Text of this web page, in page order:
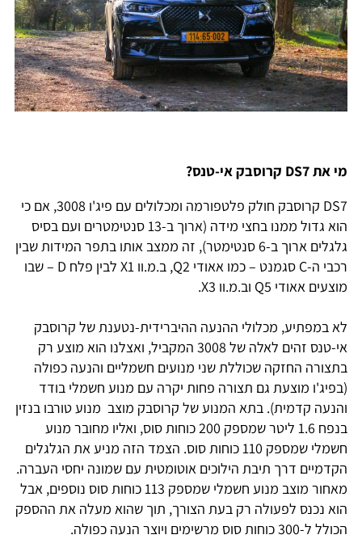
מי את DS7 קרוסבק אי-טנס?
DS7 קרוסבק חולק פלטפורמה ומכלולים עם פיג'ו 3008, אם כי
הוא גדול ממנו בחצי מידה (ארוך ב-13 סנטימטרים ועם בסיס
גלגלים ארוך ב-6 סנטימטר), זה ממצב אותו בתפר המידות שבין
רכבי ה-C סגמנט – כמו אאודי Q2, ב.מ.וו X1 לבין פלח D – שבו
מוצעים אאודי Q5 וב.מ.וו X3.
לא במפתיע, מכלולי ההנעה ההיברידית-נטענת של קרוסבק
אי-טנס זהים לאלה של 3008 המקביל, ואצלנו הוא מוצע רק
בתצורה החזקה שכוללת שני מנועים חשמליים והנעה כפולה
(בפיג'ו מוצעת גם תצורה פחות יקרה עם מנוע חשמלי בודד
והנעה קדמית). בתא המנוע של קרוסבק מוצב מנוע טורבו בנזין
בנפח 1.6 ליטר שמספק 200 כוחות סוס, ואליו מחובר מנוע
חשמלי שמספק 110 כוחות סוס. הצמד הזה מניע את הגלגלים
הקדמיים דרך תיבת הילוכים אוטומטית עם שמונה יחסי העברה.
מאחור מוצב מנוע חשמלי שמספק 113 כוחות סוס נוספים, אבל
הוא נכנס לפעולה רק בעת הצורך, תוך שהוא מעלה את ההספק
הכולל ל-300 כוחות סוס מרשימים ויוצר הנעה כפולה.